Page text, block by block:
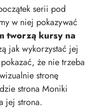
serii pod
w niej pokazywać
tworzą kursy na
jak wykorzystać jej
że nie trzeba
stronę
strona Moniki
jej strona.